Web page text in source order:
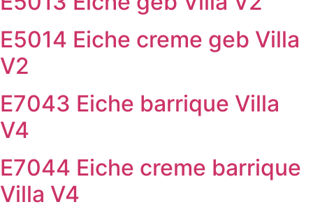
E5014 Eiche creme geb Villa
V2
E7043 Eiche barrique Villa
V4
E7044 Eiche creme barrique
Villa V4